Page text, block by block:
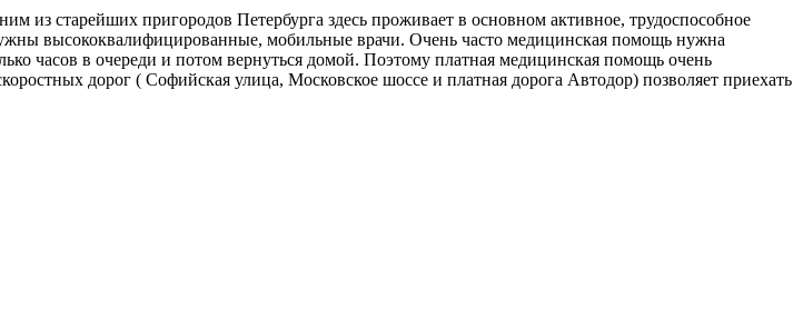
из старейших пригородов Петербурга здесь проживает в основном активное, трудоспособное
высококвалифицированные, мобильные врачи. Очень часто медицинская помощь нужна
часов в очереди и потом вернуться домой. Поэтому платная медицинская помощь очень
дорог ( Софийская улица, Московское шоссе и платная дорога Автодор) позволяет приехать